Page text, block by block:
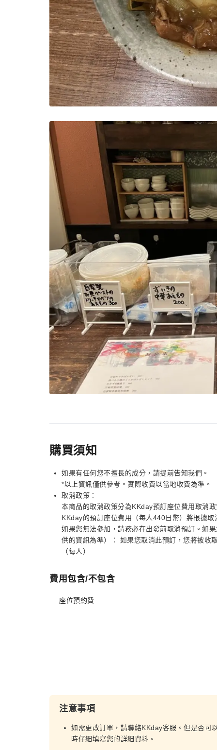
購買須知
如果有任何您不擅長的成分，請提前告知我們。
*以上資訊僅供參考。實際收費以當地收費為準。
取消政策：
本商品的取消政策分為KKday預訂座位費用取消
KKday的預訂座位費用（每人440日幣）將根據
如果您無法參加，請務必在出發前取消預訂。如
供的資訊為準）： 如果您取消此預訂，您將被收
（每人）
費用包含/不包含
座位預約費
注意事項
如需更改訂單，請聯絡KKday客服。但是否可
時仔細填寫您的詳細資料。